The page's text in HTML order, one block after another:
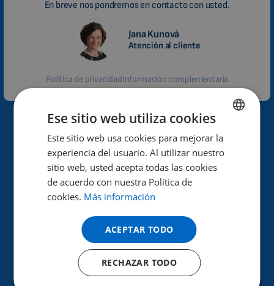
En breve nos pondremos en contacto con usted.
Jana Kunová
Atención al cliente
Política de privacidadInformación complementaria
¿Por qué Biomag?
Alto rendimiento y eficacia de los efectos terapéuticos.
Ayuda a mejorar la salud.
30 años de experiencia en el sector.
Más de 100 000 clientes satisfechos.
ENGLISH
DUTCH
GERMAN
SPANISH
FRENCH
CATALAN
Ese sitio web utiliza cookies
Este sitio web usa cookies para mejorar la
experiencia del usuario. Al utilizar nuestro
sitio web, usted acepta todas las cookies
de acuerdo con nuestra Política de
cookies. Más información
ACEPTAR TODO
RECHAZAR TODO